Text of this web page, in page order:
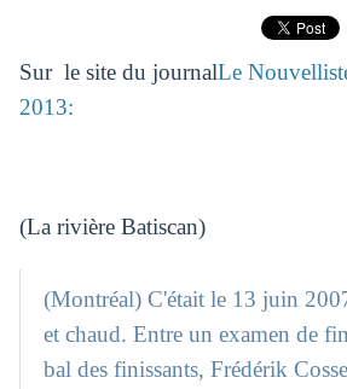
Sur le site du journalLe
2013:
(La rivière Batiscan)
(Montréal) C'était le 13 juin
et chaud. Entre un examen de
bal des finissants, Frédérik